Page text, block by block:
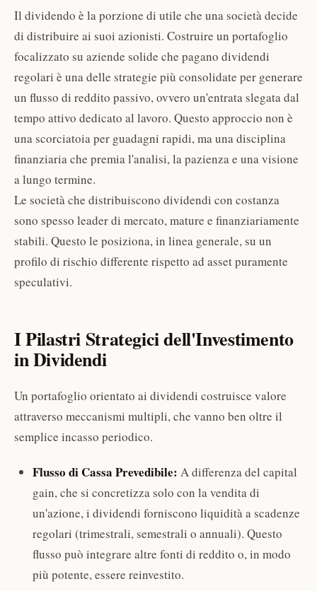
Il dividendo è la porzione di utile che una società decide
di distribuire ai suoi azionisti. Costruire un portafoglio
focalizzato su aziende solide che pagano dividendi
regolari è una delle strategie più consolidate per generare
un flusso di reddito passivo, ovvero un'entrata slegata dal
tempo attivo dedicato al lavoro. Questo approccio non è
una scorciatoia per guadagni rapidi, ma una disciplina
finanziaria che premia l'analisi, la pazienza e una visione
a lungo termine.
Le società che distribuiscono dividendi con costanza
sono spesso leader di mercato, mature e finanziariamente
stabili. Questo le posiziona, in linea generale, su un
profilo di rischio differente rispetto ad asset puramente
speculativi.
I Pilastri Strategici dell'Investimento
in Dividendi
Un portafoglio orientato ai dividendi costruisce valore
attraverso meccanismi multipli, che vanno ben oltre il
semplice incasso periodico.
Flusso di Cassa Prevedibile: A differenza del capital
gain, che si concretizza solo con la vendita di
un'azione, i dividendi forniscono liquidità a scadenze
regolari (trimestrali, semestrali o annuali). Questo
flusso può integrare altre fonti di reddito o, in modo
più potente, essere reinvestito.